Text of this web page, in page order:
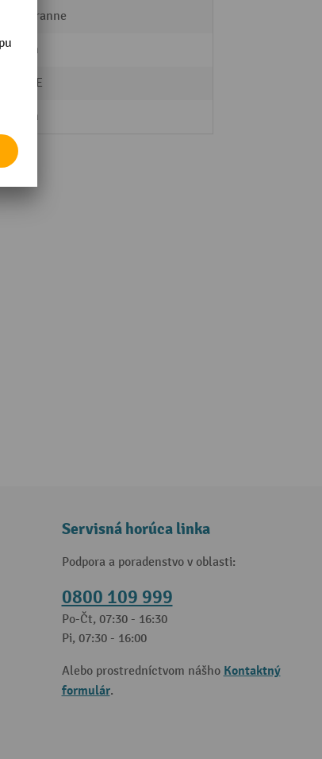
obojstranne
75 mm
BLUME
40 mm
Servisná horúca linka
Podpora a poradenstvo v oblasti:
0800 109 999
Po-Čt, 07:30 - 16:30
Pi, 07:30 - 16:00
Alebo prostredníctvom nášho Kontaktný
formulár.